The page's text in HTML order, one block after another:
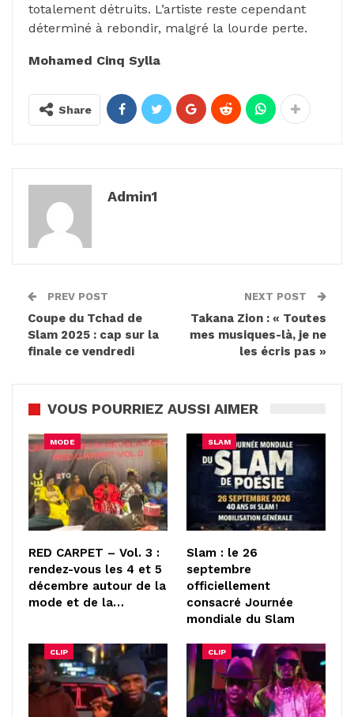
totalement détruits. L’artiste reste cependant
déterminé à rebondir, malgré la lourde perte.
Mohamed Cinq Sylla
Share
Admin1
PREV POST
Coupe du Tchad de
Slam 2025 : cap sur la
finale ce vendredi
NEXT POST
Takana Zion : « Toutes
mes musiques-là, je ne
les écris pas »
VOUS POURRIEZ AUSSI AIMER
MODE
RED CARPET – Vol. 3 :
rendez-vous les 4 et 5
décembre autour de la
mode et de la…
SLAM
Slam : le 26
septembre
officiellement
consacré Journée
mondiale du Slam
CLIP CLIP